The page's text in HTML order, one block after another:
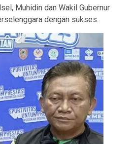
Muhidin dan Wakil Gubernur
dengan sukses.